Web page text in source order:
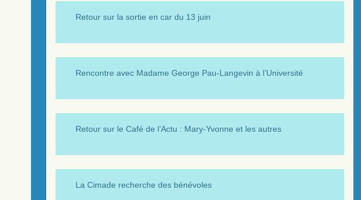
Retour sur la sortie en car du 13 juin
Rencontre avec Madame George Pau-Langevin à l’Université
Retour sur le Café de l’Actu : Mary-Yvonne et les autres
La Cimade recherche des bénévoles